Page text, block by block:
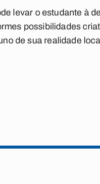
levar o estudante à
possibilidades
de sua realidade